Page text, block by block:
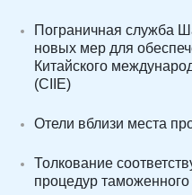
Пограничная служба
новых мер для
Китайского
(CIIE)
Отели вблизи места
Толкование
процедур